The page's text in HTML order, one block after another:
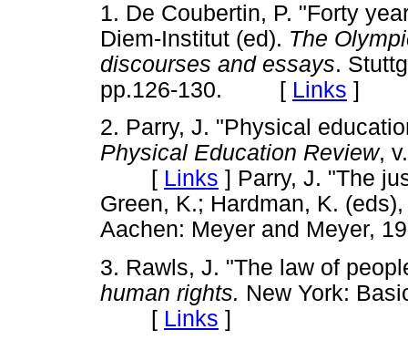
1. De Coubertin, P. "Forty
Diem-Institut (ed). The
discourses and essays.
pp.126-130. [ Links ]
2. Parry, J. "Physical
Physical Education Review,
[ Links ] Parry, J. "The
Green, K.; Hardman, K.
Aachen: Meyer and
3. Rawls, J. "The law of
human rights. New York:
[ Links ]